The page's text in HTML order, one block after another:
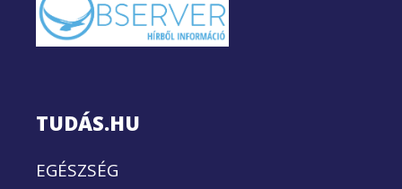
TUDÁS.HU
EGÉSZSÉG